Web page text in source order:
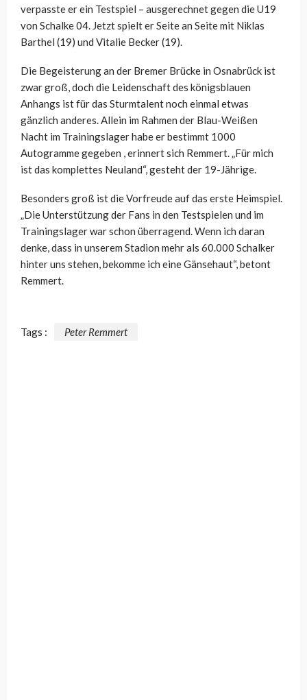
verpasste er ein Testspiel – ausgerechnet gegen die U19
von Schalke 04. Jetzt spielt er Seite an Seite mit Niklas
Barthel (19) und Vitalie Becker (19).
Die Begeisterung an der Bremer Brücke in Osnabrück ist
zwar groß, doch die Leidenschaft des königsblauen
Anhangs ist für das Sturmtalent noch einmal etwas
gänzlich anderes. Allein im Rahmen der Blau-Weißen
Nacht im Trainingslager habe er bestimmt 1000
Autogramme gegeben , erinnert sich Remmert. „Für mich
ist das komplettes Neuland“, gesteht der 19-Jährige.
Besonders groß ist die Vorfreude auf das erste Heimspiel.
„Die Unterstützung der Fans in den Testspielen und im
Trainingslager war schon überragend. Wenn ich daran
denke, dass in unserem Stadion mehr als 60.000 Schalker
hinter uns stehen, bekomme ich eine Gänsehaut“, betont
Remmert.
Tags : Peter Remmert